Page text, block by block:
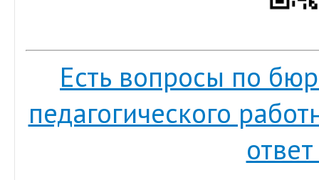
Есть вопросы по
педагогического